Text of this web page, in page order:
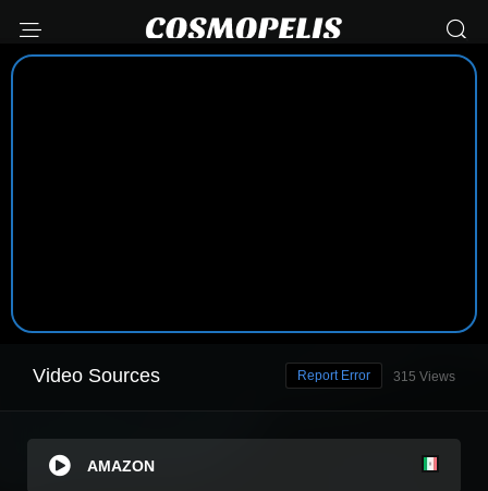
Video Sources 315 Views
Report Error
AMAZON